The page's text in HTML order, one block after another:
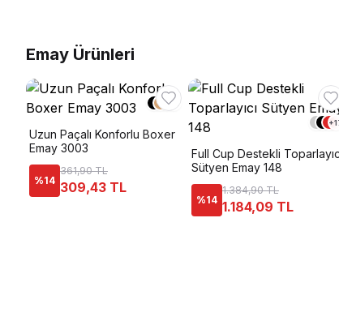
Emay Ürünleri
+ 2
Uzun Paçalı Konforlu Boxer
Emay 3003
%14
361,90 TL
309,43 TL
+
Full Cup Destekli
Sütyen Emay 148
%14
1.384,90 TL
1.184,09 TL